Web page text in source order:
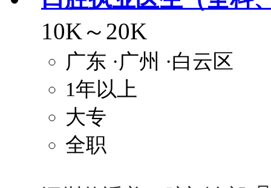
10K～20K
广东 ·广州 ·白云区
1年以上
大专
全职